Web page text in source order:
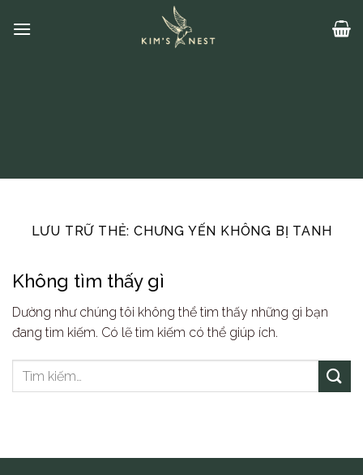
qua
LƯU TRỮ THẺ: CHƯNG YẾN KHÔNG BỊ TANH
Không tìm thấy gì
Dường như chúng tôi không thể tìm thấy những gì bạn
đang tìm kiếm. Có lẽ tìm kiếm có thể giúp ích.